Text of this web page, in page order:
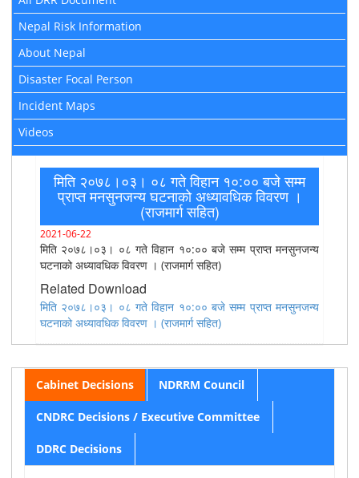
Nepal Risk Information
About Nepal
Disaster Focal Person
Incident Maps
Videos
मिति २०७८।०३। ०८ गते विहान १०:०० बजे सम्म
प्राप्त मनसुनजन्य घटनाको अध्यावधिक विवरण ।
(राजमार्ग सहित)
2021-06-22
मिति २०७८।०३। ०८ गते विहान १०:०० बजे सम्म प्राप्त मनसुनजन्य
घटनाको अध्यावधिक विवरण । (राजमार्ग सहित)
Related Download
मिति २०७८।०३। ०८ गते विहान १०:०० बजे सम्म प्राप्त मनसुनजन्य
घटनाको अध्यावधिक विवरण । (राजमार्ग सहित)
Cabinet Decisions NDRRM Council
CNDRC Decisions / Executive Committee
DDRC Decisions